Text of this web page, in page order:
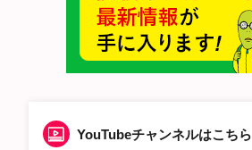
YouTubeチャンネルはこちら